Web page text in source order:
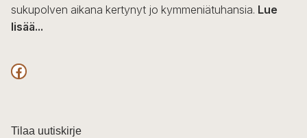
sukupolven aikana kertynyt jo kymmeniätuhansia. Lue
lisää...
F
c
Tilaa uutiskirje